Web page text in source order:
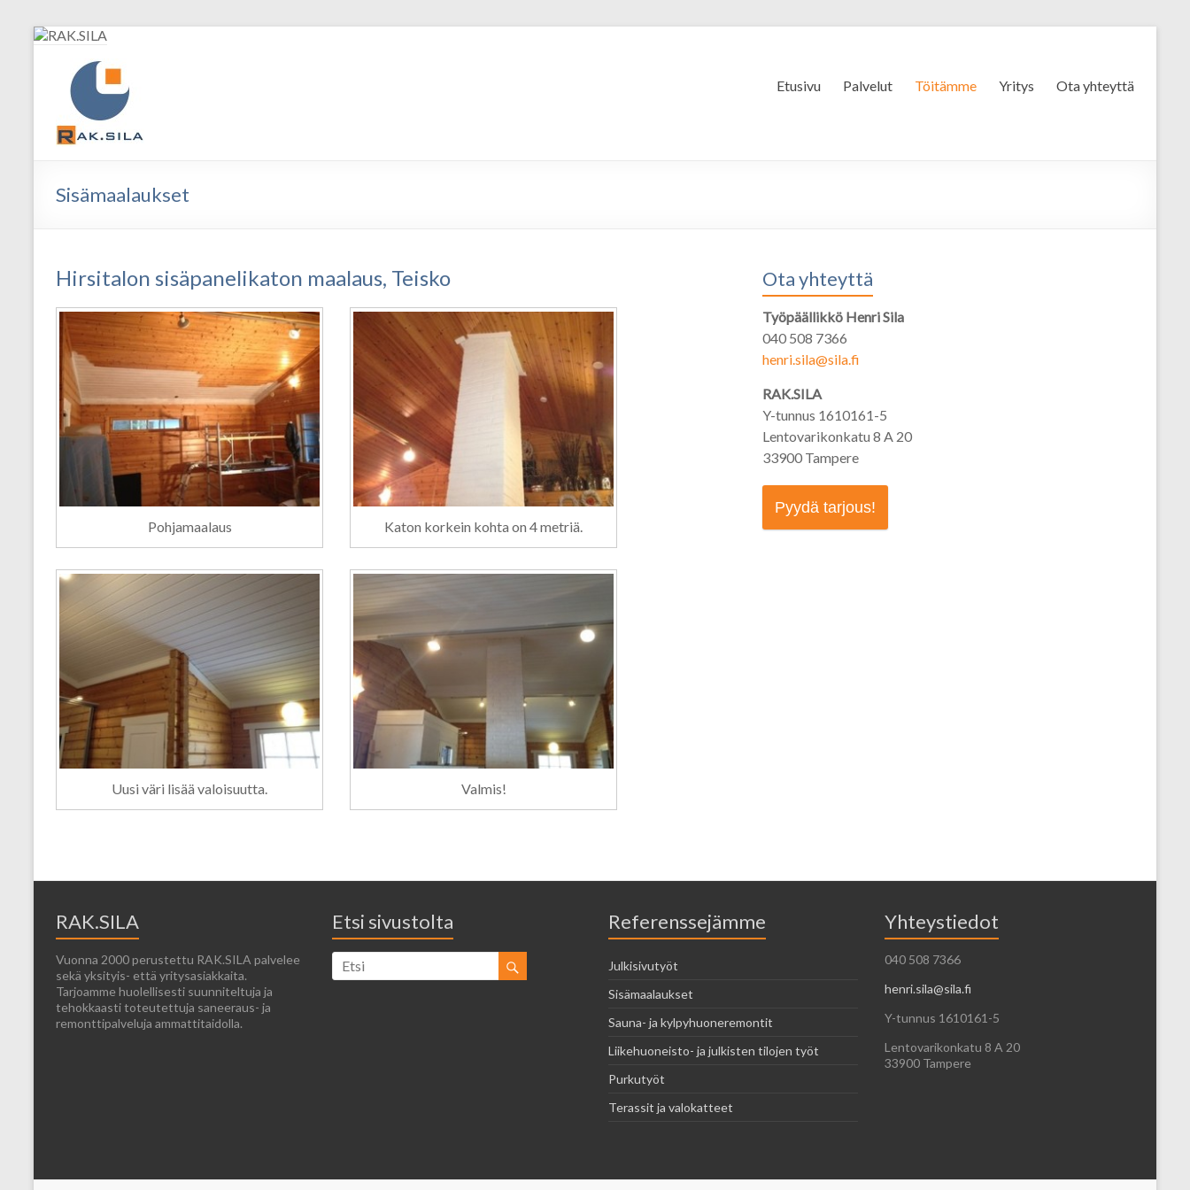
Etusivu Palvelut Töitämme Yritys Ota yhteyttä
Sisämaalaukset
Hirsitalon sisäpanelikaton maalaus, Teisko
Pohjamaalaus Katon korkein kohta on 4 metriä.
Uusi väri lisää valoisuutta. Valmis!
Ota yhteyttä
Työpäällikkö Henri Sila
040 508 7366
henri.sila@sila.fi
RAK.SILA
Y-tunnus 1610161-5
Lentovarikonkatu 8 A 20
33900 Tampere
Pyydä tarjous!
RAK.SILA
Vuonna 2000 perustettu RAK.SILA palvelee
sekä yksityis- että yritysasiakkaita.
Tarjoamme huolellisesti suunniteltuja ja
tehokkaasti toteutettuja saneeraus- ja
remonttipalveluja ammattitaidolla.
Etsi sivustolta Referenssejämme
Julkisivutyöt
Sisämaalaukset
Sauna- ja kylpyhuoneremontit
Liikehuoneisto- ja julkisten tilojen työt
Purkutyöt
Terassit ja valokatteet
Yhteystiedot
040 508 7366
henri.sila@sila.fi
Y-tunnus 1610161-5
Lentovarikonkatu 8 A 20
33900 Tampere